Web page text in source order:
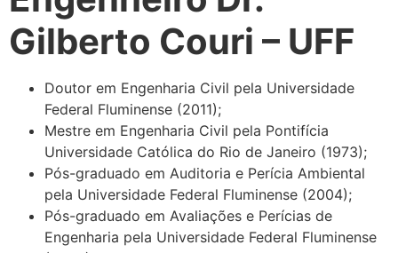
Gilberto Couri – UFF
Doutor em Engenharia Civil pela Universidade
Federal Fluminense (2011);
Mestre em Engenharia Civil pela Pontifícia
Universidade Católica do Rio de Janeiro (1973);
Pós-graduado em Auditoria e Perícia Ambiental
pela Universidade Federal Fluminense (2004);
Pós-graduado em Avaliações e Perícias de
Engenharia pela Universidade Federal Fluminense